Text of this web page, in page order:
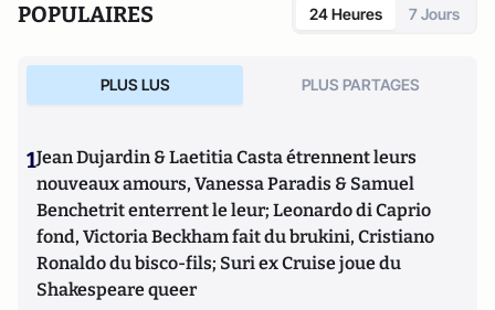
POPULAIRES 24 Heures 7 Jours
PLUS LUS PLUS PARTAGES
1Jean Dujardin & Laetitia Casta étrennent leurs
nouveaux amours, Vanessa Paradis & Samuel
Benchetrit enterrent le leur; Leonardo di Caprio
fond, Victoria Beckham fait du brukini, Cristiano
Ronaldo du bisco-fils; Suri ex Cruise joue du
Shakespeare queer